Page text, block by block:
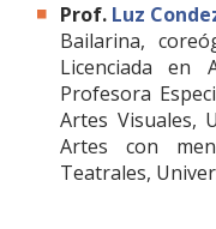
Prof. Luz
Bailarina,
Licenciada en
Profesora
Artes Visuales,
Artes con
Teatrales,